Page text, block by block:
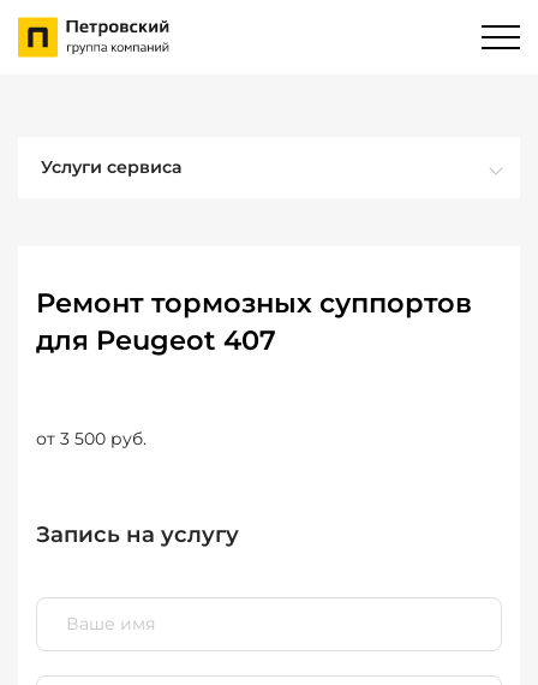
Услуги сервиса
Ремонт тормозных суппортов
для Peugeot 407
от 3 500 руб.
Запись на услугу